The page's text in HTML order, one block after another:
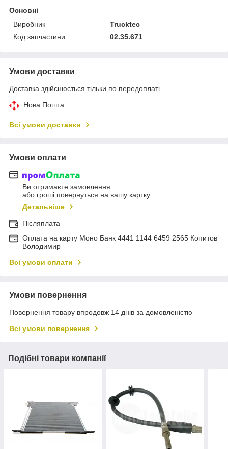
Основні
Виробник
Trucktec
Код запчастини
02.35.671
Умови доставки
Доставка здійснюється тільки по передоплаті.
Нова Пошта
Всі умови доставки
Умови оплати
Ви отримаєте замовлення
або гроші повернуться на вашу картку
Детальніше
Післяплата
Оплата на карту Моно Банк 4441 1144 6459 2565 Копитов
Володимир
Всі умови оплати
Умови повернення
Повернення товару впродовж 14 днів за домовленістю
Всі умови повернення
Подібні товари компанії